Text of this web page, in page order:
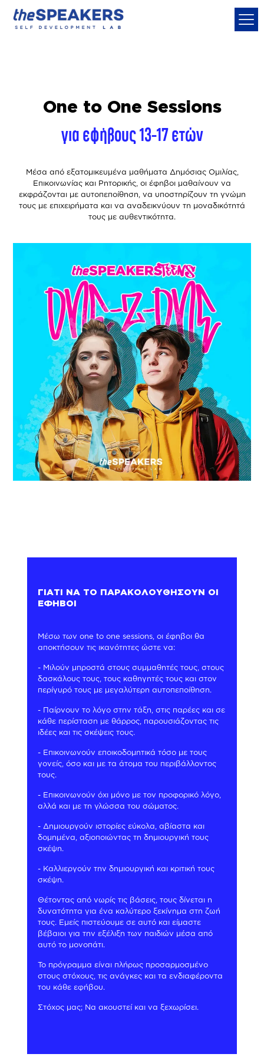
One to One Sessions
για εφήβους 13-17 ετών
Μέσα από εξατομικευμένα μαθήματα Δημόσιας Ομιλίας,
Επικοινωνίας και Ρητορικής, οι έφηβοι μαθαίνουν να
εκφράζονται με αυτοπεποίθηση, να υποστηρίζουν τη γνώμη
τους με επιχειρήματα και να αναδεικνύουν τη μοναδικότητά
τους με αυθεντικότητα.
ΓΙΑΤΙ ΝΑ ΤΟ ΠΑΡΑΚΟΛΟΥΘΗΣΟΥΝ ΟΙ
ΕΦΗΒΟΙ
Μέσω των one to one sessions, οι έφηβοι θα
αποκτήσουν τις ικανότητες ώστε να:
- Μιλούν μπροστά στους συμμαθητές τους, στους
δασκάλους τους, τους καθηγητές τους και στον
περίγυρό τους με μεγαλύτερη αυτοπεποίθηση.
- Παίρνουν το λόγο στην τάξη, στις παρέες και σε
κάθε περίσταση με θάρρος, παρουσιάζοντας τις
ιδέες και τις σκέψεις τους.
- Επικοινωνούν εποικοδομητικά τόσο με τους
γονείς, όσο και με τα άτομα του περιβάλλοντος
τους.
- Επικοινωνούν όχι μόνο με τον προφορικό λόγο,
αλλά και με τη γλώσσα του σώματος.
- Δημιουργούν ιστορίες εύκολα, αβίαστα και
δομημένα, αξιοποιώντας τη δημιουργική τους
σκέψη.
- Καλλιεργούν την δημιουργική και κριτική τους
σκέψη.
Θέτοντας από νωρίς τις βάσεις, τους δίνεται η
δυνατότητα για ένα καλύτερο ξεκίνημα στη ζωή
τους. Εμείς πιστεύουμε σε αυτό και είμαστε
βέβαιοι για την εξέλιξη των παιδιών μέσα από
αυτό το μονοπάτι.
Το πρόγραμμα είναι πλήρως προσαρμοσμένο
στους στόχους, τις ανάγκες και τα ενδιαφέροντα
του κάθε εφήβου.
Στόχος μας; Να ακουστεί και να ξεχωρίσει.